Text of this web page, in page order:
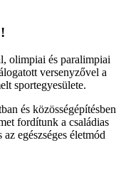
olimpiai és paralimpiai
versenyzővel a
sportegyesülete.
és közösségépítésben
fordítunk a családias
egészséges életmód